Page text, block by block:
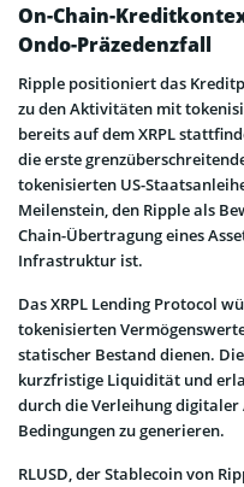
On-Chain-
Ondo-Präzedenzfall
Ripple positioniert das
zu den Aktivitäten mit
bereits auf dem XRPL
die erste
tokenisierten US-
Meilenstein, den Ripple als
Chain-Übertragung eines
Infrastruktur ist.
Das XRPL Lending Protocol
tokenisierten
statischer Bestand dienen.
kurzfristige Liquidität und
durch die Verleihung digitaler
Bedingungen zu generieren.
RLUSD, der Stablecoin von